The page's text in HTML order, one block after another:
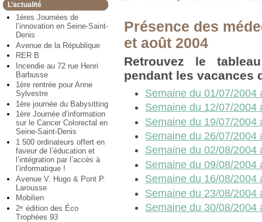
L’actualité
1ères Journées de
l’innovation en Seine-Saint-
Denis
Avenue de la République
RER B
Incendie au 72 rue Henri
Barbusse
1ère rentrée pour Anne
Sylvestre
1ère journée du Babysitting
1ère Journée d’information
sur le Cancer Colorectal en
Seine-Saint-Denis
1 500 ordinateurs offert en
faveur de l’éducation et
l’intégration par l’accès à
l’informatique !
Avenue V. Hugo & Pont P.
Larousse
Mobilien
2e édition des Éco
Trophées 93
Présence des
et août 2004
Retrouvez le
pendant les vacances
Semaine du 01/07/2004
Semaine du 12/07/2004
Semaine du 19/07/2004
Semaine du 26/07/2004
Semaine du 02/08/2004
Semaine du 09/08/2004
Semaine du 16/08/2004
Semaine du 23/08/2004
Semaine du 30/08/2004